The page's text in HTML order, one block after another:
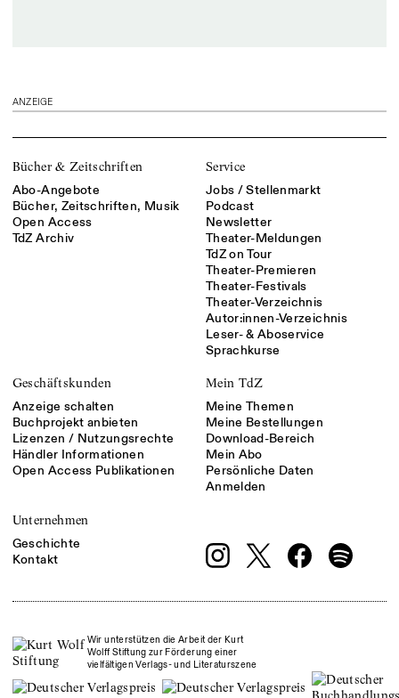
ANZEIGE
Bücher & Zeitschriften
Abo-Angebote
Bücher, Zeitschriften, Musik
Open Access
TdZ Archiv
Service
Jobs / Stellenmarkt
Podcast
Newsletter
Theater-Meldungen
TdZ on Tour
Theater-Premieren
Theater-Festivals
Theater-Verzeichnis
Autor:innen-Verzeichnis
Leser- & Aboservice
Sprachkurse
Geschäftskunden
Anzeige schalten
Buchprojekt anbieten
Lizenzen / Nutzungsrechte
Händler Informationen
Open Access Publikationen
Mein TdZ
Meine Themen
Meine Bestellungen
Download-Bereich
Mein Abo
Persönliche Daten
Anmelden
Unternehmen
Geschichte
Kontakt
Wir unterstützen die Arbeit der Kurt
Wolff Stiftung zur Förderung einer
vielfältigen Verlags- und Literaturszene